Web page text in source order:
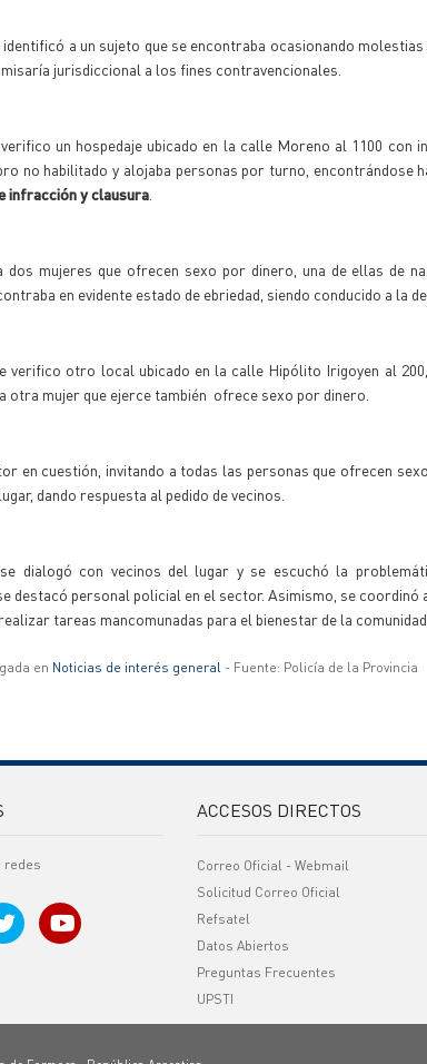
a un sujeto que se encontraba ocasionando
jurisdiccional a los fines contravencionales.
un hospedaje ubicado en la calle Moreno al 1100
no habilitado y alojaba personas por turno,
infracción y clausura
mujeres que ofrecen sexo por dinero, una de ellas de
en evidente estado de ebriedad, siendo conducido a la
verifico otro local ubicado en la calle Hipólito Irigoyen al
otra mujer que ejerce también ofrece sexo por dinero.
en cuestión, invitando a todas las personas que ofrecen
dando respuesta al pedido de vecinos.
dialogó con vecinos del lugar y se escuchó la
destacó personal policial en el sector. Asimismo, se
tareas mancomunadas para el bienestar de la comunidad.
en Noticias de interés general - Fuente: Policía de la Provincia
redes
ACCESOS DIRECTOS
Correo Oficial - Webmail
Solicitud Correo Oficial
Refsatel
Datos Abiertos
Preguntas Frecuentes
UPSTI